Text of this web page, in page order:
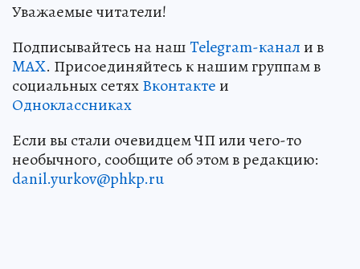
Уважаемые читатели!
Подписывайтесь на нашTelegram-канали в
MAX. Присоединяйтесь к нашим группам в
социальных сетяхВконтактеи
Одноклассниках
Если вы стали очевидцем ЧП или чего-то
необычного, сообщите об этом в редакцию:
danil.yurkov@phkp.ru